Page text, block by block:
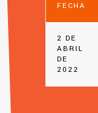
FECHA
2 DE
ABRIL
DE
2022